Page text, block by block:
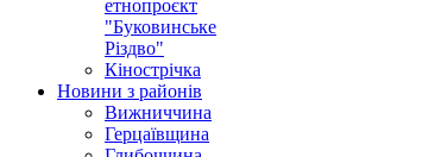
етнопроєкт
"Буковинське
Різдво"
Кінострічка
Новини з районів
Вижниччина
Герцаївщина